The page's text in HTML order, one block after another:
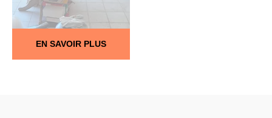
EN SAVOIR PLUS